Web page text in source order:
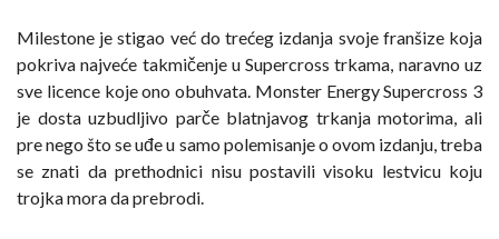
Milestone je stigao već do trećeg izdanja svoje franšize koja
pokriva najveće takmičenje u Supercross trkama, naravno uz
sve licence koje ono obuhvata. Monster Energy Supercross 3
je dosta uzbudljivo parče blatnjavog trkanja motorima, ali
pre nego što se uđe u samo polemisanje o ovom izdanju, treba
se znati da prethodnici nisu postavili visoku lestvicu koju
trojka mora da prebrodi.